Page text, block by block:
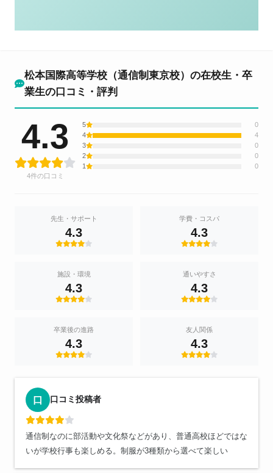
松本国際高等学校（通信制東京校）の在校生・卒
業生の口コミ・評判
4.3
4件の口コミ
5
0
4
4
3
0
2
0
1
0
先生・サポート
4.3
学費・コスパ
4.3
施設・環境
4.3
通いやすさ
4.3
卒業後の進路
4.3
友人関係
4.3
口 口コミ投稿者
通信制なのに部活動や文化祭などがあり、普通高校ほどではな
いが学校行事も楽しめる。制服が3種類から選べて楽しい